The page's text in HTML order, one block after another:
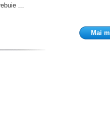
...
Mai